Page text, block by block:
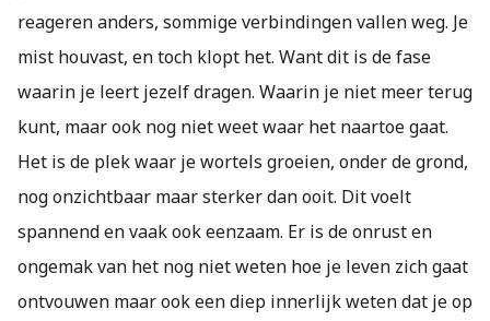
reageren anders, sommige verbindingen vallen weg. Je
mist houvast, en toch klopt het. Want dit is de fase
waarin je leert jezelf dragen. Waarin je niet meer terug
kunt, maar ook nog niet weet waar het naartoe gaat.
Het is de plek waar je wortels groeien, onder de grond,
nog onzichtbaar maar sterker dan ooit. Dit voelt
spannend en vaak ook eenzaam. Er is de onrust en
ongemak van het nog niet weten hoe je leven zich gaat
ontvouwen maar ook een diep innerlijk weten dat je op